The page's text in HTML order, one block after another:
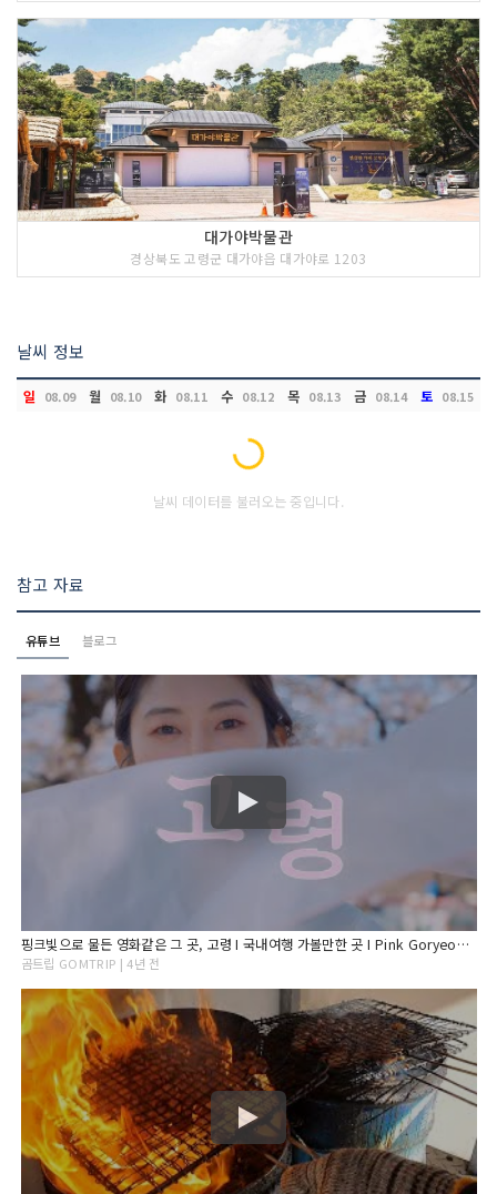
대가야박물관
경상북도 고령군 대가야읍 대가야로 1203
날씨 정보
일 08.09 월 08.10 화 08.11 수 08.12 목 08.13 금 08.14 토 08.15
Loading...
날씨 데이터를 불러오는 중입니다.
참고 자료
유튜브 블로그
핑크빛으로 물든 영화같은 그 곳, 고령 I 국내여행 가볼만한 곳 I Pink Goryeong, Korea
곰트립 GOMTRIP | 4년 전